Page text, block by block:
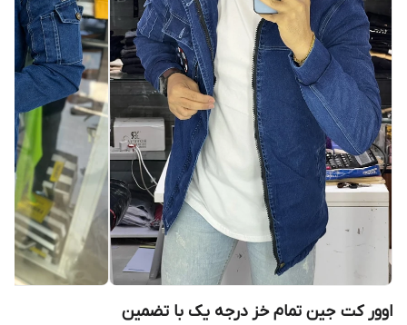
اوور کت جین تمام خز درجه یک با تضمین